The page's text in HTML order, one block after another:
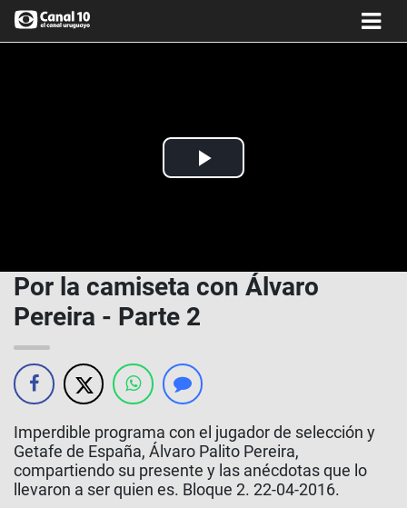
Play
Por la camiseta con Álvaro
Pereira - Parte 2
Imperdible programa con el jugador de selección y
Getafe de España, Álvaro Palito Pereira,
compartiendo su presente y las anécdotas que lo
llevaron a ser quien es. Bloque 2. 22-04-2016.